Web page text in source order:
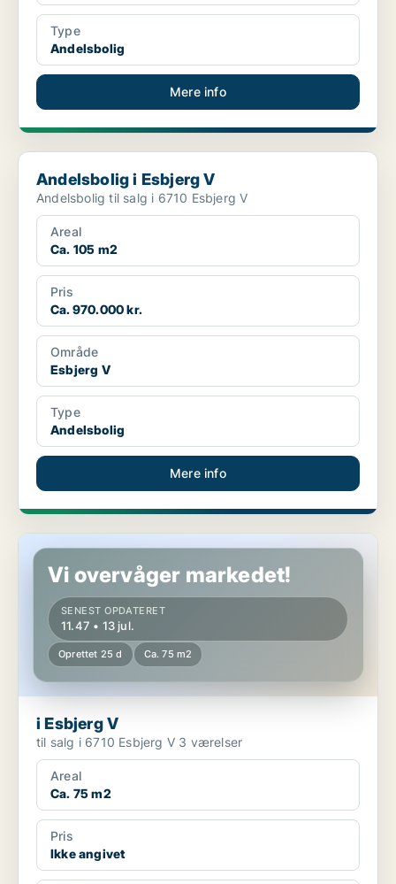
Type
Andelsbolig
Mere info
Andelsbolig i Esbjerg V
Andelsbolig i Esbjerg V
Andelsbolig til salg i 6710 Esbjerg V
Areal
Ca. 105 m2
Pris
Ca. 970.000 kr.
Område
Esbjerg V
Type
Andelsbolig
Mere info
i Esbjerg V
Vi overvåger markedet!
SENEST OPDATERET
11.47 • 13 jul.
Oprettet 25 d Ca. 75 m2
i Esbjerg V
til salg i 6710 Esbjerg V 3 værelser
Areal
Ca. 75 m2
Pris
Ikke angivet